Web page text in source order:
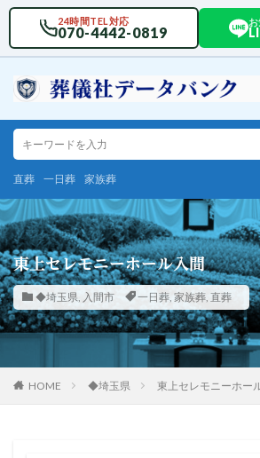
24時間TEL対応
070-4442-0819
直葬 一日葬 家族葬
東上セレモニーホール入間
◆埼玉県, 入間市 一日葬, 家族葬, 直葬
HOME ◆埼玉県 東上セレモニーホー